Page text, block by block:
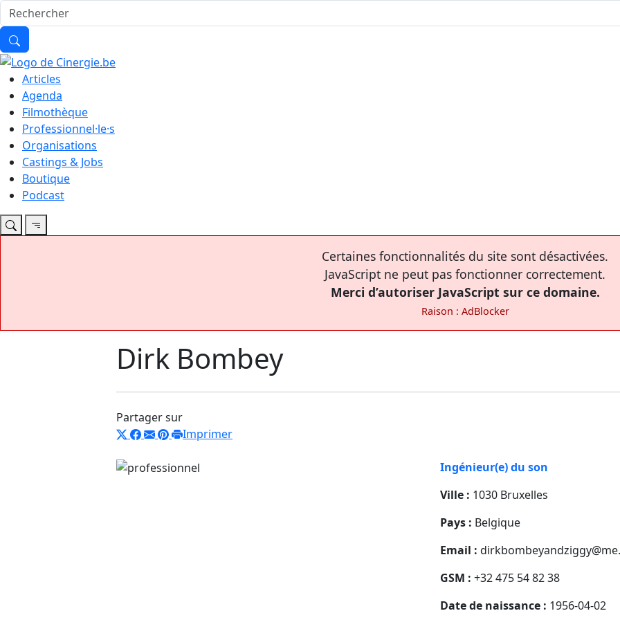
Articles
Agenda
Filmothèque
Professionnel·le·s
Organisations
Castings & Jobs
Boutique
Podcast
Certaines fonctionnalités du site sont désactivées.
JavaScript ne peut pas fonctionner correctement.
Merci d’autoriser JavaScript sur ce domaine.
Raison : AdBlocker
Dirk Bombey
Partager sur
Imprimer
Ingénieur(e) du son
Ville : 1030 Bruxelles
Pays : Belgique
Email :
GSM : +32 475 54 82 38
Date de naissance : 1956-04-02